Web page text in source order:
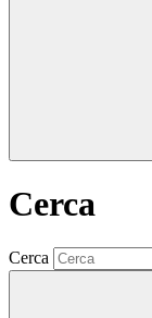
Cerca
Cerca